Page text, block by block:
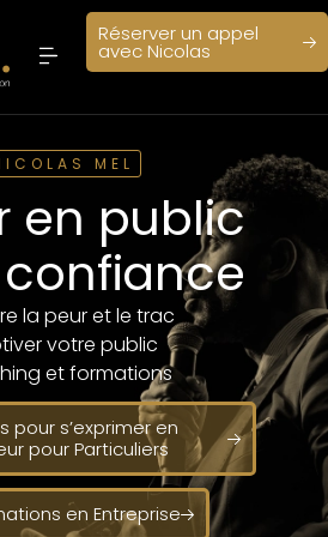
Réserver un appel
avec Nicolas
MEL
en public
la peur et le trac
votre public
et formations
pour s’exprimer en
pour Particuliers
en Entreprise